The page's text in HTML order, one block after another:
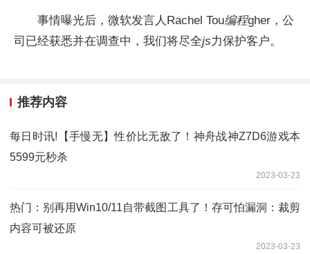
事情曝光后，微软发言人Rachel Tou编程gher，公
司已经获悉并在调查中，我们将尽全js力保护客户。
推荐内容
每日时讯!【手慢无】性价比无敌了！神舟战神Z7D6游戏本
5599元秒杀
2023-03-23
热门：别再用Win10/11自带截图工具了！存可怕漏洞：裁剪
内容可被还原
2023-03-23